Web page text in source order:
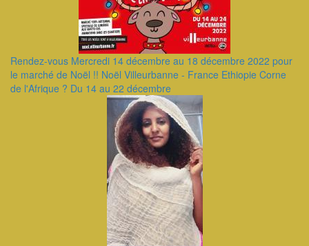
Rendez-vous Mercredi 14 décembre au 18 décembre 2022 pour
le marché de Noël !! Noël Villeurbanne - France Ethiopie Corne
de l'Afrique ? Du 14 au 22 décembre